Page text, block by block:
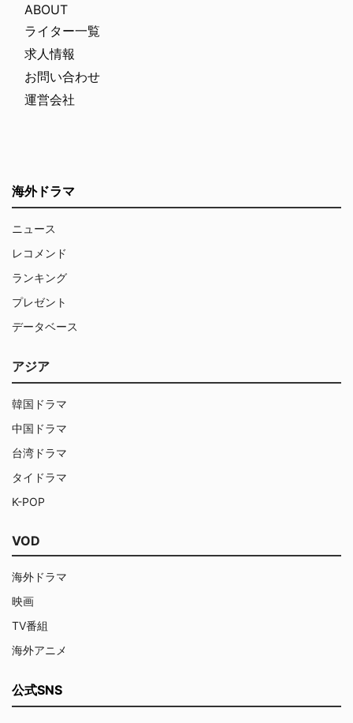
ABOUT
ライター一覧
求人情報
お問い合わせ
運営会社
海外ドラマ
ニュース
レコメンド
ランキング
プレゼント
データベース
アジア
韓国ドラマ
中国ドラマ
台湾ドラマ
タイドラマ
K-POP
VOD
海外ドラマ
映画
TV番組
海外アニメ
公式SNS